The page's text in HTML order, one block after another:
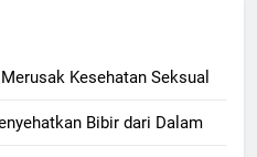
Kesehatan Seksual
Bibir dari Dalam